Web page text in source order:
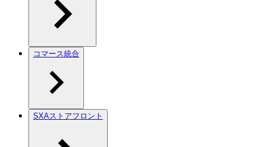
コマース統合
SXAストアフロント